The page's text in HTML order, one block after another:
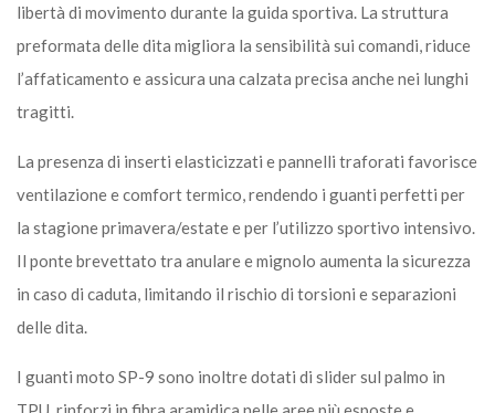
libertà di movimento durante la guida sportiva. La struttura
preformata delle dita migliora la sensibilità sui comandi, riduce
l’affaticamento e assicura una calzata precisa anche nei lunghi
tragitti.
La presenza di inserti elasticizzati e pannelli traforati favorisce
ventilazione e comfort termico, rendendo i guanti perfetti per
la stagione primavera/estate e per l’utilizzo sportivo intensivo.
Il ponte brevettato tra anulare e mignolo aumenta la sicurezza
in caso di caduta, limitando il rischio di torsioni e separazioni
delle dita.
I guanti moto SP-9 sono inoltre dotati di slider sul palmo in